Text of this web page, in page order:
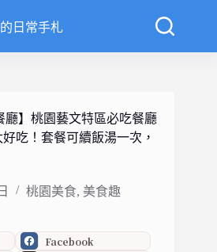
日常手札
廳】桃園藝文特區必吃餐廳
吃！套餐可續飯湯一次，
桃園美食, 美食趣
Facebook